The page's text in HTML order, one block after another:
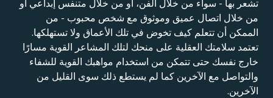
تشعر بها - سواء من خلال الفن، أو من خلال متنفس إبداعي أو
من خلال اتصال عميق وموثوق مع شخص محبوب - من
الممكن أن تتعلم كيف تخوض في تلك الأعماق ولا تستهلكها.
تعتمد سلامتك العقلية على منحك لتلك المشاعر القوية مسارًا
خارج نفسك حتى تتمكن من استخدام مواهبك القوية للشفاء
والتواصل مع الآخرين كما لم يستطع ذلك سوى القليل من
الآخرين.